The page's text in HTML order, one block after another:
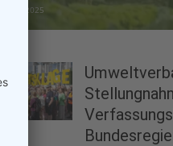
28.12.2025